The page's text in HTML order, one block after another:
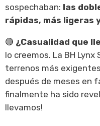
sospechaban: las
rápidas, más ligeras
🔴 ¿Casualidad que
lo creemos. La BH
terrenos más
después de meses en
finalmente ha sido
llevamos!